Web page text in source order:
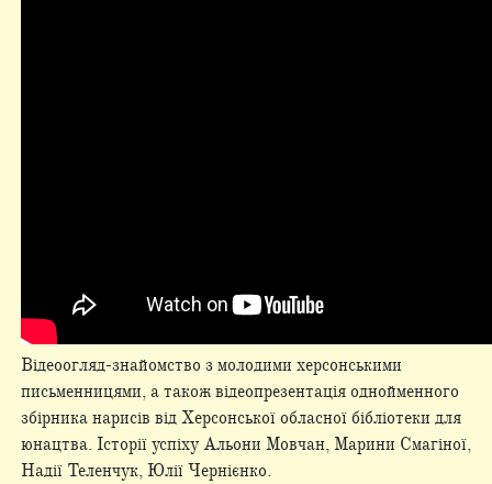
Відеоогляд-знайомство з молодими херсонськими
письменницями, а також відеопрезентація однойменного
збірника нарисів від Херсонської обласної бібліотеки для
юнацтва. Історії успіху Альони Мовчан, Марини Смагіної,
Надії Теленчук, Юлії Чернієнко.